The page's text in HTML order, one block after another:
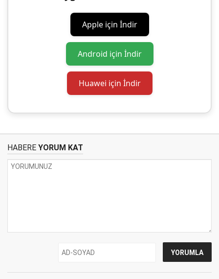
Apple için İndir
Android için İndir
Huawei için İndir
HABERE YORUM KAT